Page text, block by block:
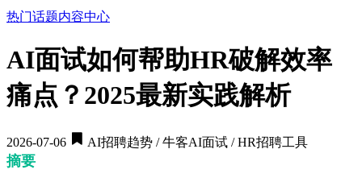
热门话题内容中心
AI面试如何帮助HR破解效率
痛点？2025最新实践解析
2026-07-06 AI招聘趋势 / 牛客AI面试 / HR招聘工具
摘要